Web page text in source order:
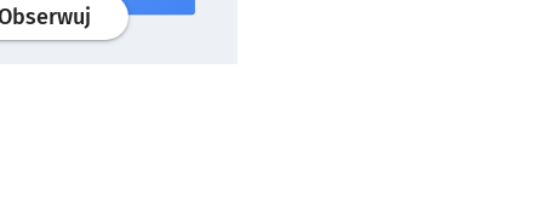
profilgoogle news